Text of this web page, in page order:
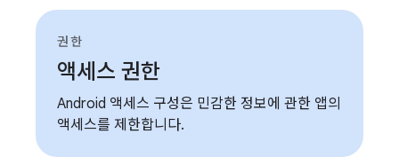
권한
액세스 권한
Android 액세스 구성은 민감한 정보에 관한 앱의
액세스를 제한합니다.